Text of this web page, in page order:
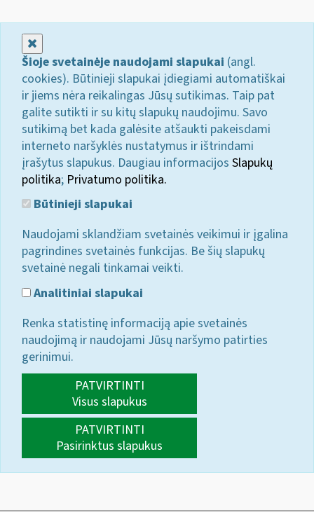
Šioje svetainėje naudojami slapukai (angl.
cookies). Būtinieji slapukai įdiegiami automatiškai
ir jiems nėra reikalingas Jūsų sutikimas. Taip pat
galite sutikti ir su kitų slapukų naudojimu. Savo
sutikimą bet kada galėsite atšaukti pakeisdami
interneto naršyklės nustatymus ir ištrindami
įrašytus slapukus. Daugiau informacijos Slapukų
politika; Privatumo politika.
Būtinieji slapukai
Naudojami sklandžiam svetainės veikimui ir įgalina
pagrindines svetainės funkcijas. Be šių slapukų
svetainė negali tinkamai veikti.
Analitiniai slapukai
Renka statistinę informaciją apie svetainės
naudojimą ir naudojami Jūsų naršymo patirties
gerinimui.
PATVIRTINTI
Visus slapukus
PATVIRTINTI
Pasirinktus slapukus